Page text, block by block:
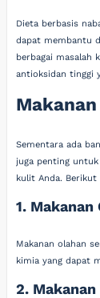
Dieta berbasis
dapat membantu
berbagai masalah
antioksidan tinggi
Sementara ada
juga penting
kulit Anda. Berikut
1. Makanan
Makanan olahan
kimia yang dapat
2.